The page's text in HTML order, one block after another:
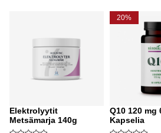
Elektrolyytit
Metsämarja 140g
20%
Q10 120 mg
Kapselia